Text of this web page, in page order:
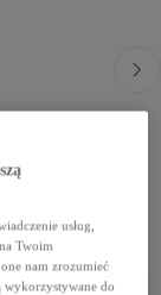
usług,
Twoim
nam zrozumieć
wykorzystywane do